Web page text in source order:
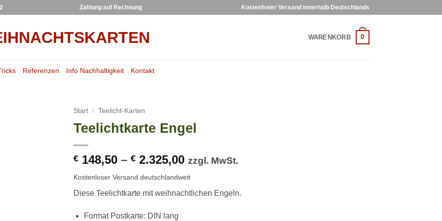
Zahlung auf Rechnung Kostenfreier Versand innerhalb Deutschlands
WARENKORB 0
Referenzen Info Nachhaltigkeit Kontakt
Start / Teelicht-Karten
Teelichtkarte Engel
€ 148,50 – € 2.325,00 zzgl. MwSt.
Kostenloser Versand deutschlandweit
Diese Teelichtkarte mit weihnachtlichen Engeln.
Format Postkarte: DIN lang